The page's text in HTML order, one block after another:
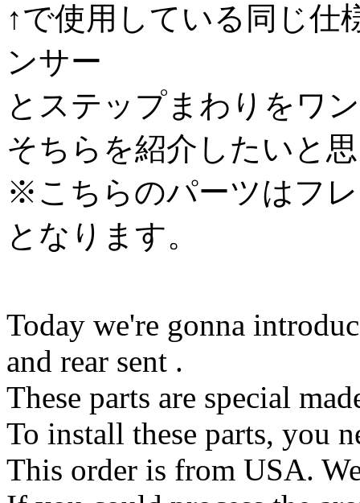
↑で使用している同じ仕
ンサー
とステップまわりをワ
そちらを紹介したいと
※こちらのパーツはフ
となります。
Today we're gonna
and rear sent .
These parts are special
To install these parts, you
This order is from USA.